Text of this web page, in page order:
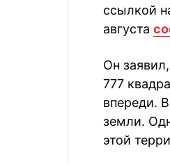
ссылкой
августа
Он
777
впереди.
земли.
этой